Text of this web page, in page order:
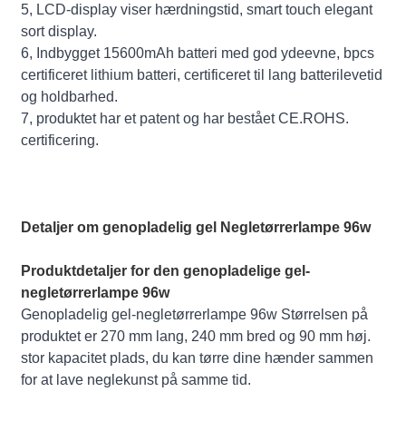
5, LCD-display viser hærdningstid, smart touch elegant
sort display.
6, Indbygget 15600mAh batteri med god ydeevne, bpcs
certificeret lithium batteri, certificeret til lang batterilevetid
og holdbarhed.
7, produktet har et patent og har bestået CE.ROHS.
certificering.
Detaljer om genopladelig gel Negletørrerlampe 96w
Produktdetaljer for den genopladelige gel-
negletørrerlampe 96w
Genopladelig gel-negletørrerlampe 96w Størrelsen på
produktet er 270 mm lang, 240 mm bred og 90 mm høj.
stor kapacitet plads, du kan tørre dine hænder sammen
for at lave neglekunst på samme tid.